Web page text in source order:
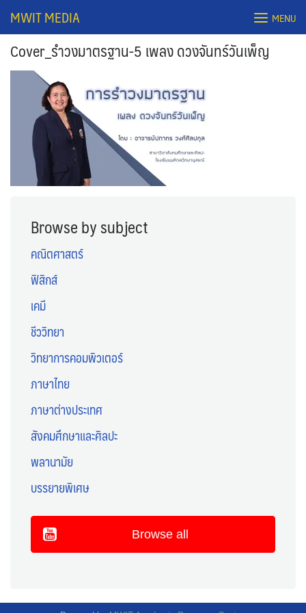
MWIT MEDIA MENU
Cover_รำวงมาตรฐาน-5 เพลง ดวงจันทร์วันเพ็ญ
Browse by subject
คณิตศาสตร์
ฟิสิกส์
เคมี
ชีววิทยา
วิทยาการคอมพิวเตอร์
ภาษาไทย
ภาษาต่างประเทศ
สังคมศึกษาและศิลปะ
พลานามัย
บรรยายพิเศษ
Browse all